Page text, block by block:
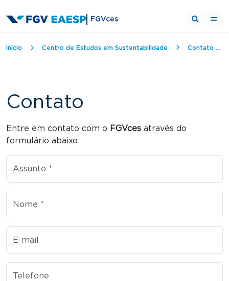
FGVces
Trilha de navegação
Início Centro de Estudos em Sustentabilidade Contato FGVces
Contato
Centro
Entre em contato
Entre em contato com o FGVces através do
formulário abaixo: